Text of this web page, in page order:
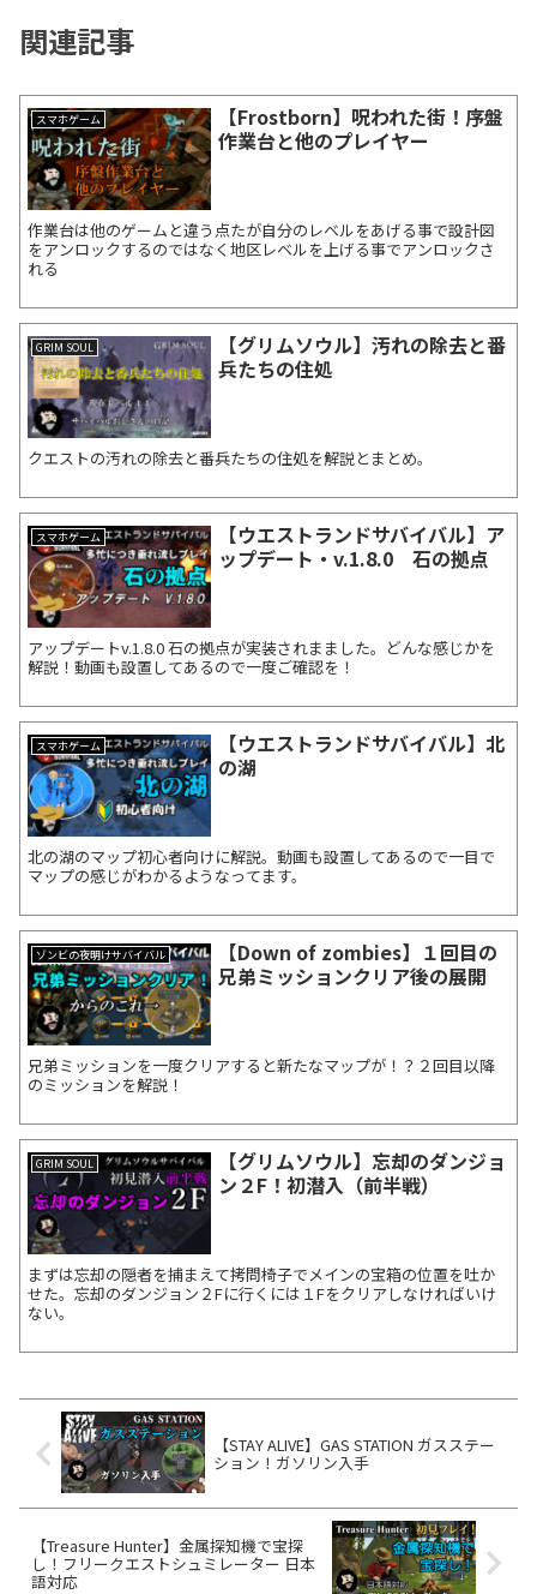
関連記事
スマホゲーム
【Frostborn】呪われた街！序盤
作業台と他のプレイヤー
作業台は他のゲームと違う点たが自分のレベルをあげる事で設計図
をアンロックするのではなく地区レベルを上げる事でアンロックさ
れる
GRIM SOUL
【グリムソウル】汚れの除去と番
兵たちの住処
クエストの汚れの除去と番兵たちの住処を解説とまとめ。
スマホゲーム
【ウエストランドサバイバル】ア
ップデート・v.1.8.0 石の拠点
アップデートv.1.8.0 石の拠点が実装されまました。どんな感じかを
解説！動画も設置してあるので一度ご確認を！
スマホゲーム
【ウエストランドサバイバル】北
の湖
北の湖のマップ初心者向けに解説。動画も設置してあるので一目で
マップの感じがわかるようなってます。
ゾンビの夜明けサバイバル
【Down of zombies】１回目の
兄弟ミッションクリア後の展開
兄弟ミッションを一度クリアすると新たなマップが！？２回目以降
のミッションを解説！
GRIM SOUL
【グリムソウル】忘却のダンジョ
ン２F！初潜入（前半戦）
まずは忘却の隠者を捕まえて拷問椅子でメインの宝箱の位置を吐か
せた。忘却のダンジョン２Fに行くには１Fをクリアしなければいけ
ない。
【STAY ALIVE】GAS STATION ガスステー
ション！ガソリン入手
【Treasure Hunter】金属探知機で宝探
し！フリークエストシュミレーター 日本
語対応